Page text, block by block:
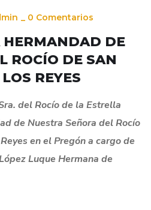
0 Comentarios
HERMANDAD DE
ROCÍO DE SAN
REYES
del Rocío de la Estrella
de Nuestra Señora del Rocío
en el Pregón a cargo de
Luque Hermana de